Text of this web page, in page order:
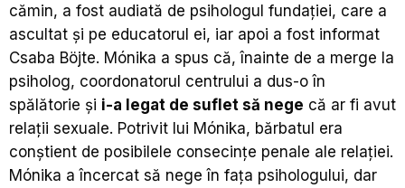
cămin, a fost audiată de psihologul fundației, care a
ascultat și pe educatorul ei, iar apoi a fost informat
Csaba Böjte. Mónika a spus că, înainte de a merge la
psiholog, coordonatorul centrului a dus-o în
spălătorie și i-a legat de suflet să nege că ar fi avut
relații sexuale. Potrivit lui Mónika, bărbatul era
conștient de posibilele consecințe penale ale relației.
Mónika a încercat să nege în fața psihologului, dar